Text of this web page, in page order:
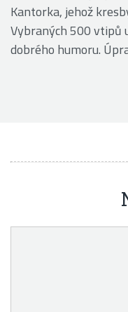
Kantorka, jehož
Vybraných 500 vtipů
dobrého humoru.